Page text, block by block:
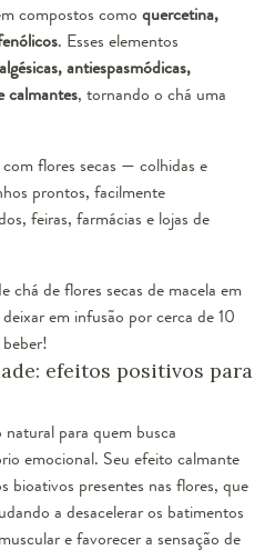
compostos como quercetina,
. Esses elementos
antiespasmódicas,
calmantes, tornando o chá uma
flores secas — colhidas e
prontos, facilmente
feiras, farmácias e lojas de
chá de flores secas de macela em
em infusão por cerca de 10
efeitos positivos para
para quem busca
emocional. Seu efeito calmante
bioativos presentes nas flores, que
a desacelerar os batimentos
e favorecer a sensação de